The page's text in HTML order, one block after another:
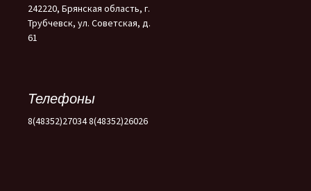
242220, Брянская область, г.
Трубчевск, ул. Советская, д.
61
Телефоны
8(48352)27034 8(48352)26026